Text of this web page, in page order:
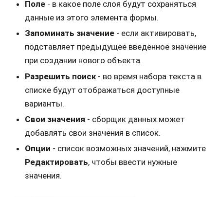
Поле - в какое поле слоя будут сохраняться
данные из этого элемента формы.
Запоминать значение - если активировать,
подставляет предыдущее введённое значение
при создании нового объекта.
Разрешить поиск - во время набора текста в
списке будут отображаться доступные
варианты.
Свои значения - сборщик данных может
добавлять свои значения в список.
Опции - список возможных значений, нажмите
Редактировать, чтобы ввести нужные
значения.